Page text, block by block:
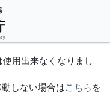
用出来なくなりまし
しない場合はこちら を